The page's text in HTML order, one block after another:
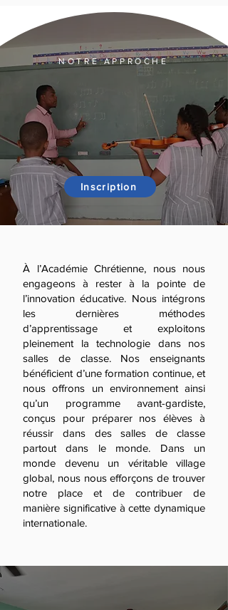
NOTRE APPROCHE
Inscription
À l’Académie Chrétienne, nous nous
engageons à rester à la pointe de
l’innovation éducative. Nous intégrons
les dernières méthodes
d’apprentissage et exploitons
pleinement la technologie dans nos
salles de classe. Nos enseignants
bénéficient d’une formation continue, et
nous offrons un environnement ainsi
qu’un programme avant-gardiste,
conçus pour préparer nos élèves à
réussir dans des salles de classe
partout dans le monde. Dans un
monde devenu un véritable village
global, nous nous efforçons de trouver
notre place et de contribuer de
manière significative à cette dynamique
internationale.